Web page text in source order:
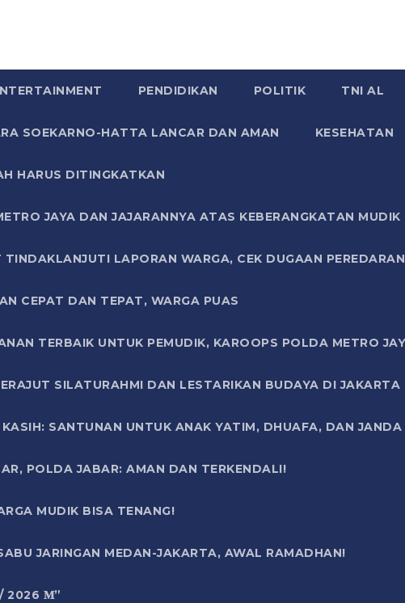
PENDIDIKAN POLITIK TNI AL
SOEKARNO-HATTA LANCAR DAN AMAN KESEHATAN
HARUS DITINGKATKAN
JAYA DAN JAJARANNYA ATAS KEBERANGKATAN
TINDAKLANJUTI LAPORAN WARGA, CEK DUGAAN
CEPAT DAN TEPAT, WARGA PUAS
TERBAIK UNTUK PEMUDIK, KAROOPS POLDA METRO
SILATURAHMI DAN LESTARIKAN BUDAYA DI JAKARTA
SANTUNAN UNTUK ANAK YATIM, DHUAFA, DAN
POLDA JABAR: AMAN DAN TERKENDALI!
MUDIK BISA TENANG!
JARINGAN MEDAN-JAKARTA, AWAL RAMADHAN!
/ 2026 𝐌”